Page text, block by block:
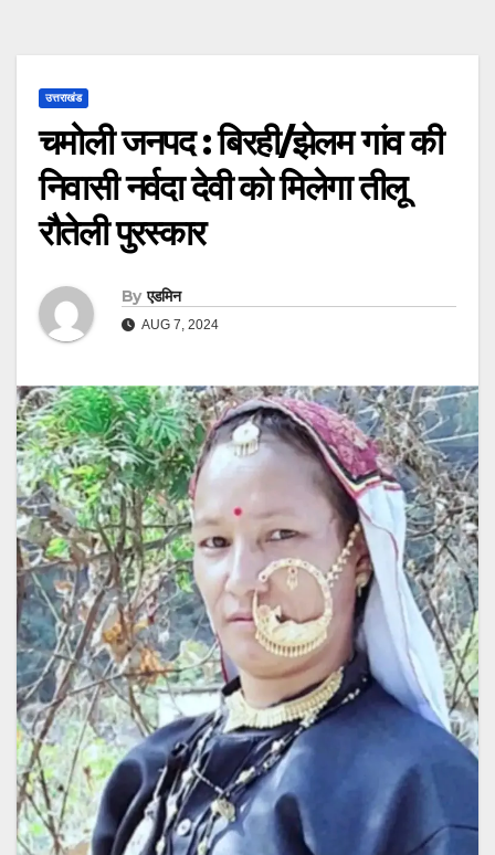
उत्तराखंड
चमोली जनपद : बिरही/झेलम गांव की
निवासी नर्वदा देवी को मिलेगा तीलू
रौतेली पुरस्कार
By एडमिन
AUG 7, 2024